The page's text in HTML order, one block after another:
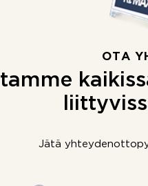
OTA
Jätä